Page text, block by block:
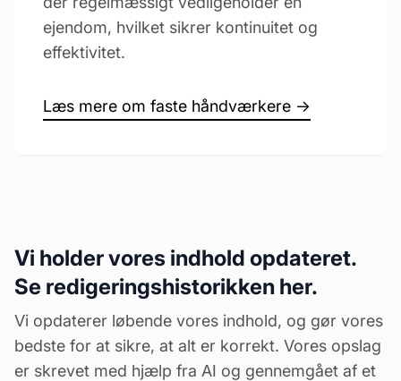
ejendom, hvilket sikrer kontinuitet og
effektivitet.
Læs mere om faste håndværkere →
Vi holder vores indhold opdateret.
Se redigeringshistorikken her.
Vi opdaterer løbende vores indhold, og gør vores
bedste for at sikre, at alt er korrekt. Vores opslag
er skrevet med hjælp fra AI og gennemgået af et